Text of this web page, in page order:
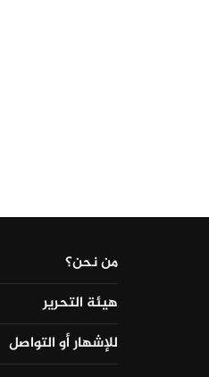
من نحن؟
هيئة التحرير
للإشهار أو التواصل